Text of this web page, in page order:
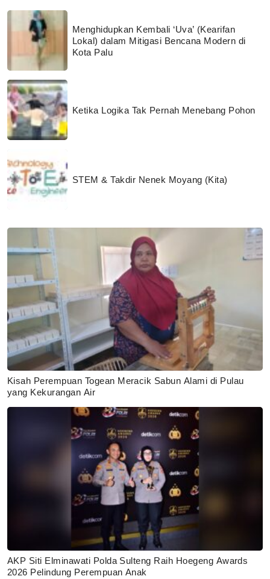
Menghidupkan Kembali ‘Uva’ (Kearifan
Lokal) dalam Mitigasi Bencana Modern di
Kota Palu
Ketika Logika Tak Pernah Menebang Pohon
STEM & Takdir Nenek Moyang (Kita)
Kisah Perempuan Togean Meracik Sabun Alami di Pulau
yang Kekurangan Air
AKP Siti Elminawati Polda Sulteng Raih Hoegeng Awards
2026 Pelindung Perempuan Anak